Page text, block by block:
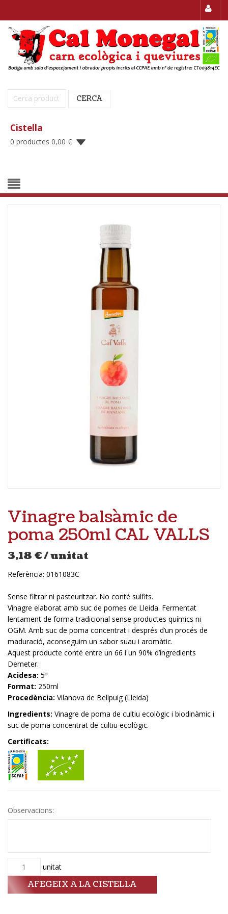
Cerca: CERCA
Cistella
0 productes 0,00 €
Vinagre balsàmic de
poma 250ml CAL VALLS
3,18 €/ unitat
Referència: 0161083C
Sense filtrar ni pasteuritzar. No conté sulfits.
Vinagre elaborat amb suc de pomes de Lleida. Fermentat
lentament de forma tradicional sense productes químics ni
OGM. Amb suc de poma concentrat i després d’un procés de
maduració, aconseguim un sabor suau i aromàtic.
Aquest producte conté entre un 66 i un 90% d’ingredients
Demeter.
Acidesa: 5º
Format: 250ml
Procedència: Vilanova de Bellpuig (Lleida)
Ingredients: Vinagre de poma de cultiu ecològic i biodinàmic i
suc de poma concentrat de cultiu ecològic.
Certificats:
Observacions:
Quantitat unitat
AFEGEIX A LA CISTELLA